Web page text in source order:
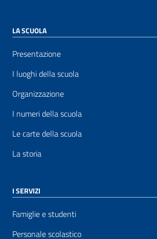
LA SCUOLA
Presentazione
I luoghi della scuola
Organizzazione
I numeri della scuola
Le carte della scuola
La storia
I SERVIZI
Famiglie e studenti
Personale scolastico